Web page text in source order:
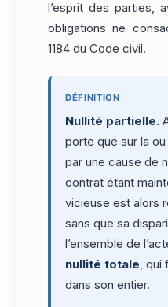
l’esprit des parties,
obligations ne
1184 du Code civil.
DÉFINITION
Nullité partielle.
porte que sur la
par une cause de
contrat étant
vicieuse est alors
sans que sa
l’ensemble de
nullité totale, qui
dans son entier.